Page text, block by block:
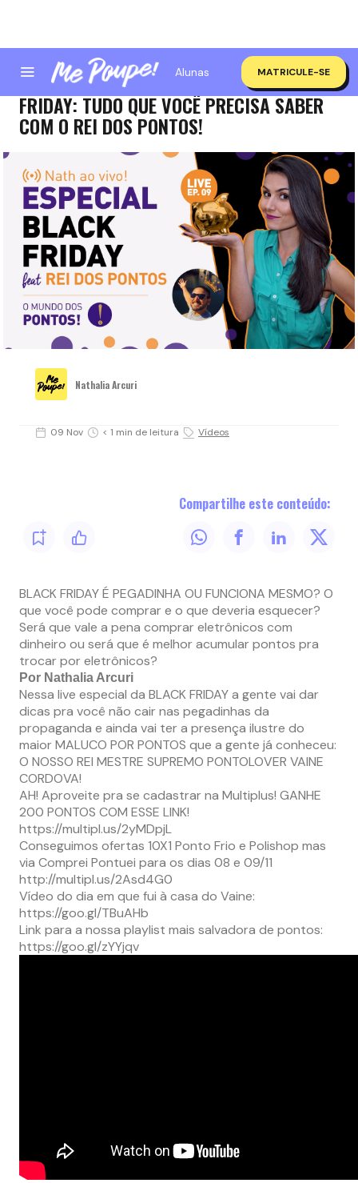
Alunas MATRICULE-SE
NATH AO VIVO! (AGORA GRAVADO) BLACK
FRIDAY: TUDO QUE VOCÊ PRECISA SABER
COM O REI DOS PONTOS!
Nathalia Arcuri
09 Nov < 1 min de leitura Vídeos
Compartilhe este conteúdo:
BLACK FRIDAY É PEGADINHA OU FUNCIONA MESMO? O
que você pode comprar e o que deveria esquecer?
Será que vale a pena comprar eletrônicos com
dinheiro ou será que é melhor acumular pontos pra
trocar por eletrônicos?
Por Nathalia Arcuri
Nessa live especial da BLACK FRIDAY a gente vai dar
dicas pra você não cair nas pegadinhas da
propaganda e ainda vai ter a presença ilustre do
maior MALUCO POR PONTOS que a gente já conheceu:
O NOSSO REI MESTRE SUPREMO PONTOLOVER VAINE
CORDOVA!
AH! Aproveite pra se cadastrar na Multiplus! GANHE
200 PONTOS COM ESSE LINK!
https://multipl.us/2yMDpjL
Conseguimos ofertas 10X1 Ponto Frio e Polishop mas
via Comprei Pontuei para os dias 08 e 09/11
http://multipl.us/2Asd4G0
Vídeo do dia em que fui à casa do Vaine:
https://goo.gl/TBuAHb
Link para a nossa playlist mais salvadora de pontos:
https://goo.gl/zYYjqv